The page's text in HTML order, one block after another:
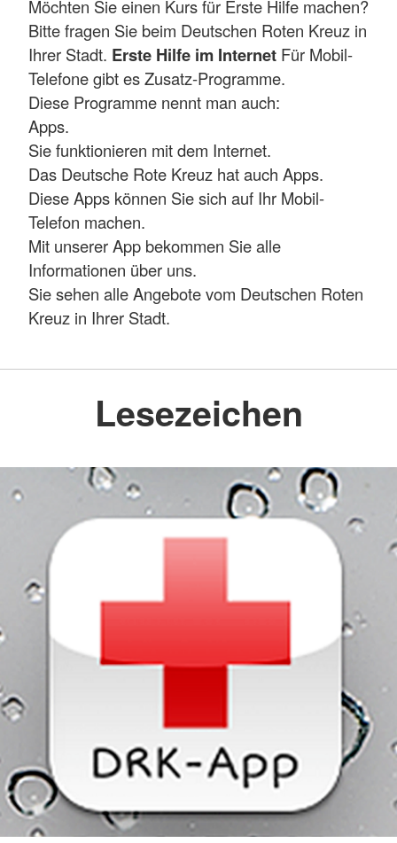
Möchten Sie einen Kurs für Erste Hilfe machen?
Bitte fragen Sie beim Deutschen Roten Kreuz in
Ihrer Stadt. Erste Hilfe im Internet Für Mobil-
Telefone gibt es Zusatz-Programme.
Diese Programme nennt man auch:
Apps.
Sie funktionieren mit dem Internet.
Das Deutsche Rote Kreuz hat auch Apps.
Diese Apps können Sie sich auf Ihr Mobil-
Telefon machen.
Mit unserer App bekommen Sie alle
Informationen über uns.
Sie sehen alle Angebote vom Deutschen Roten
Kreuz in Ihrer Stadt.
Lesezeichen